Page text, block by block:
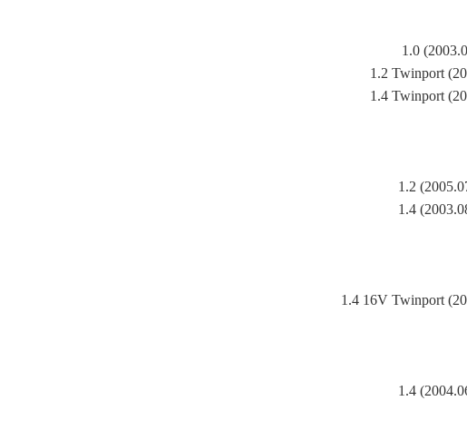
1.0
1.2 Twinport
1.4 Twinport
1.2
1.4
1.4 16V Twinport
1.4